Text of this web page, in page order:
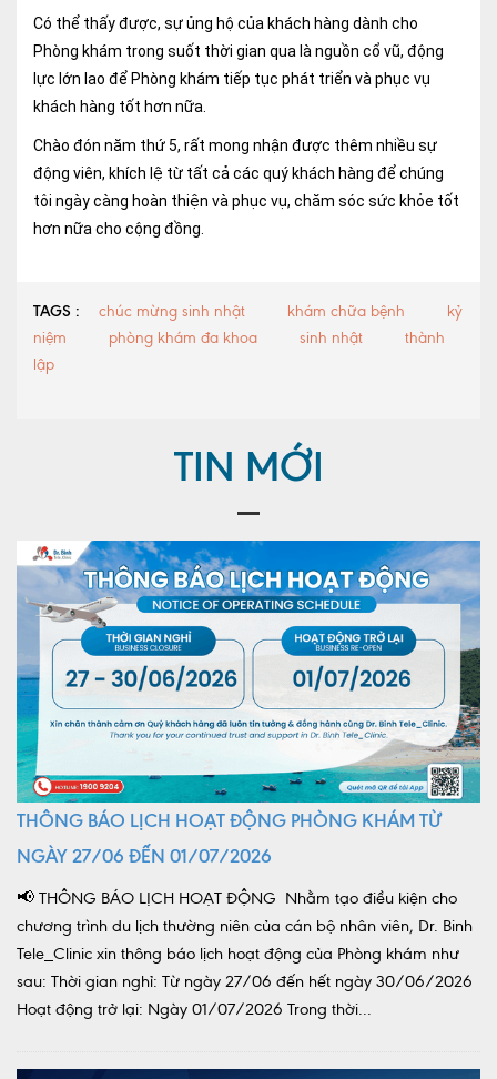
Có thể thấy được, sự ủng hộ của khách hàng dành cho
Phòng khám trong suốt thời gian qua là nguồn cổ vũ, động
lực lớn lao để Phòng khám tiếp tục phát triển và phục vụ
khách hàng tốt hơn nữa.
Chào đón năm thứ 5, rất mong nhận được thêm nhiều sự
động viên, khích lệ từ tất cả các quý khách hàng để chúng
tôi ngày càng hoàn thiện và phục vụ, chăm sóc sức khỏe tốt
hơn nữa cho cộng đồng.
TAGS : chúc mừng sinh nhật khám chữa bệnh
kỷ
niệm
phòng khám đa khoa sinh nhật
thành
lập
TIN MỚI
THÔNG BÁO LỊCH HOẠT ĐỘNG PHÒNG KHÁM TỪ
NGÀY 27/06 ĐẾN 01/07/2026
📢 THÔNG BÁO LỊCH HOẠT ĐỘNG Nhằm tạo điều kiện cho
chương trình du lịch thường niên của cán bộ nhân viên, Dr. Binh
Tele_Clinic xin thông báo lịch hoạt động của Phòng khám như
sau: Thời gian nghỉ: Từ ngày 27/06 đến hết ngày 30/06/2026
Hoạt động trở lại: Ngày 01/07/2026 Trong thời...